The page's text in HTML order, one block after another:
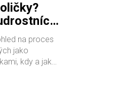
na proces
jako
kdy a jak